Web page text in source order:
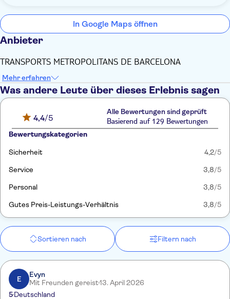
In Google Maps öffnen
Anbieter
TRANSPORTS METROPOLITANS DE BARCELONA
Mehr erfahren
Was andere Leute über dieses Erlebnis sagen
4,4/5
Alle Bewertungen sind geprüft
Basierend auf 129 Bewertungen
Bewertungskategorien
Sicherheit 4,2/5
Service 3,8/5
Personal 3,8/5
Gutes Preis-Leistungs-Verhältnis 3,8/5
Sortieren nach Filtern nach
E
Evyn
Mit Freunden gereist13. April 2026
5Deutschland